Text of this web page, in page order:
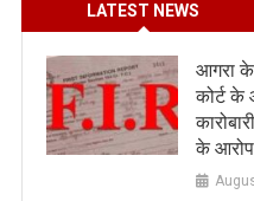
LATEST NEWS
आगरा के
कोर्ट
के आरोप